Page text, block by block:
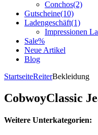
Conchos(2)
Gutscheine(10)
Ladengeschäft(1)
Impressionen
Sale%
Neue Artikel
Blog
StartseiteReiterBekleidung
CobwoyClassic
Weitere Unterkategorien: